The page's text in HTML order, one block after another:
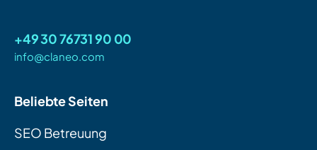
+49 30 76731 90 00
info@claneo.com
Beliebte Seiten
SEO Betreuung